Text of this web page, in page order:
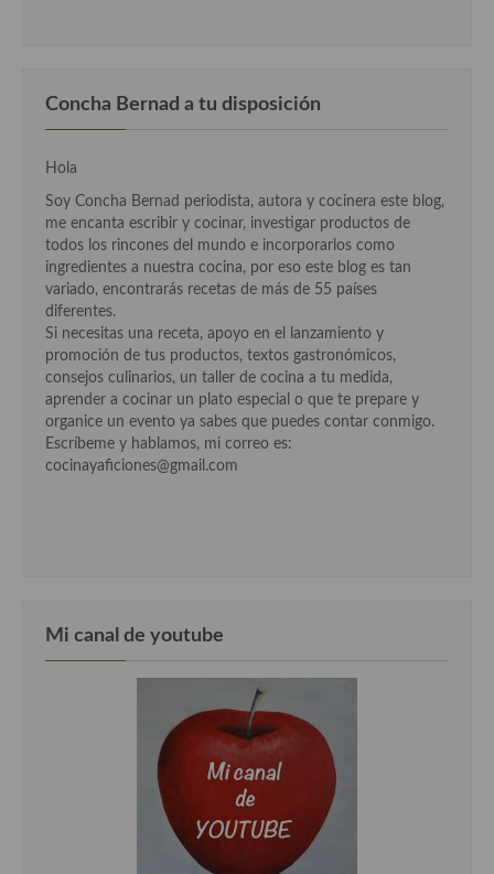
Cocina Canaria
Cocina Castilla – La Mancha
Cocina Catalana
Cocina Extremeña
Cocina Gallega
Cocina Madrileña
Cocina Murciana
Cocina Navarra
Cocina Europea
Cocina Alemana
Concha Bernad a tu disposición
Hola
Soy Concha Bernad periodista, autora y cocinera este blog,
me encanta escribir y cocinar, investigar productos de
todos los rincones del mundo e incorporarlos como
ingredientes a nuestra cocina, por eso este blog es tan
variado, encontrarás recetas de más de 55 países
diferentes.
Si necesitas una receta, apoyo en el lanzamiento y
promoción de tus productos, textos gastronómicos,
consejos culinarios, un taller de cocina a tu medida,
aprender a cocinar un plato especial o que te prepare y
organice un evento ya sabes que puedes contar conmigo.
Escríbeme y hablamos, mi correo es:
cocinayaficiones@gmail.com
Mi canal de youtube